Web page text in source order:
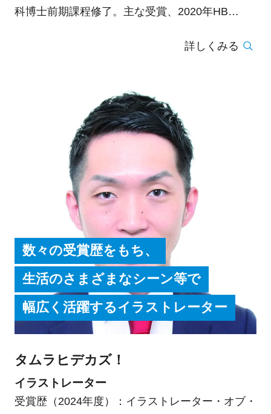
科博士前期課程修了。主な受賞、2020年HB
賞、2021年 第13回世界ポスタートリエンナーレ
詳しくみる
数々の受賞歴をもち、
生活のさまざまなシーン等で
幅広く活躍するイラストレーター
タムラヒデカズ！
イラストレーター
受賞歴（2024年度）：イラストレーター・オブ・